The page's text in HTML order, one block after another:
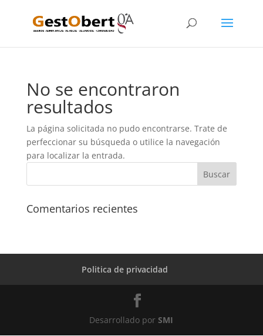
No se encontraron
resultados
La página solicitada no pudo encontrarse. Trate de
perfeccionar su búsqueda o utilice la navegación
para localizar la entrada.
Comentarios recientes
Politica de privacidad
Desarrollado porSMI